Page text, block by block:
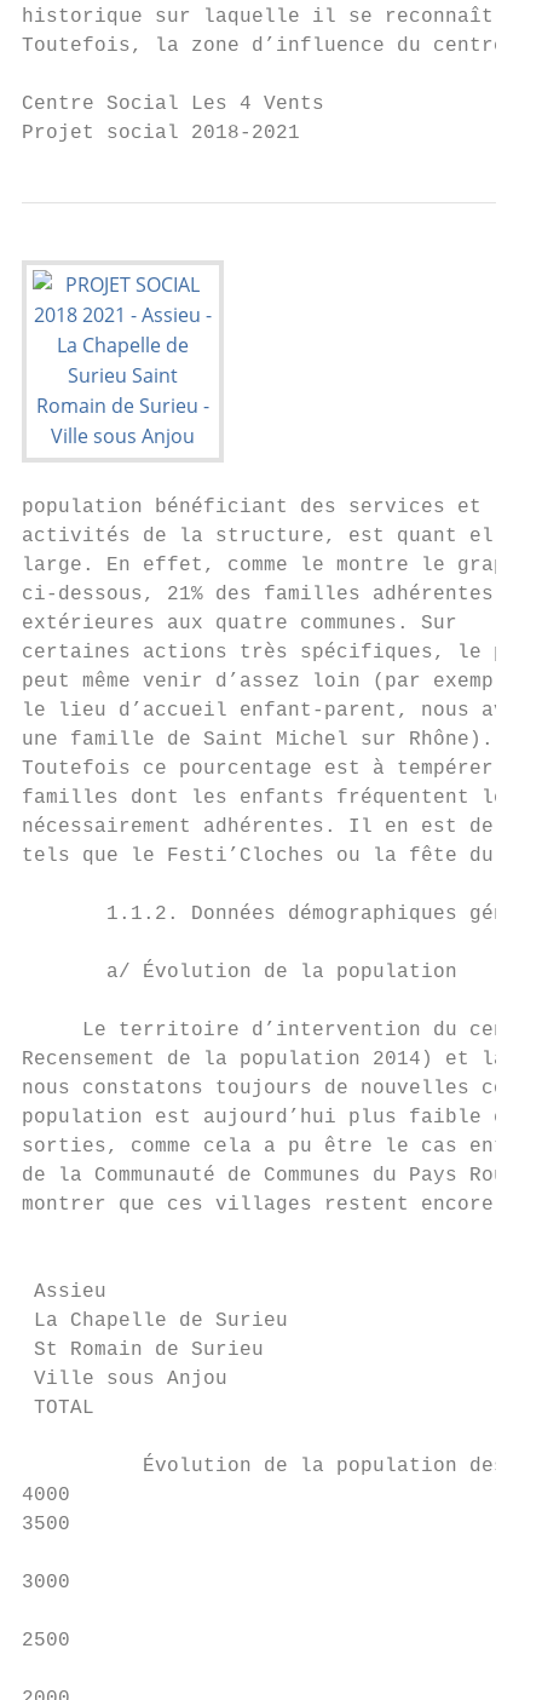
historique sur laquelle il se reconnaît et
Toutefois, la zone d’influence du
Centre Social Les 4 Vents
Projet social 2018-2021
population bénéficiant des services et
activités de la structure, est quant elle
large. En effet, comme le montre le
ci-dessous, 21% des familles adhérentes
extérieures aux quatre communes. Sur
certaines actions très spécifiques, le
peut même venir d’assez loin (par exemple
le lieu d’accueil enfant-parent, nous
une famille de Saint Michel sur Rhône).
Toutefois ce pourcentage est à tempérer
familles dont les enfants fréquentent les
nécessairement adhérentes. Il en est de
tels que le Festi’Cloches ou la fête du
1.1.2. Données démographiques
       a/ Évolution de la population
Le territoire d’intervention du
Recensement de la population 2014) et
nous constatons toujours de nouvelles
population est aujourd’hui plus faible et
sorties, comme cela a pu être le cas
de la Communauté de Communes du Pays
montrer que ces villages restent encore
Assieu
La Chapelle de Surieu
St Romain de Surieu
Ville sous Anjou
TOTAL
Évolution de la population des
4000
3500
3000
2500